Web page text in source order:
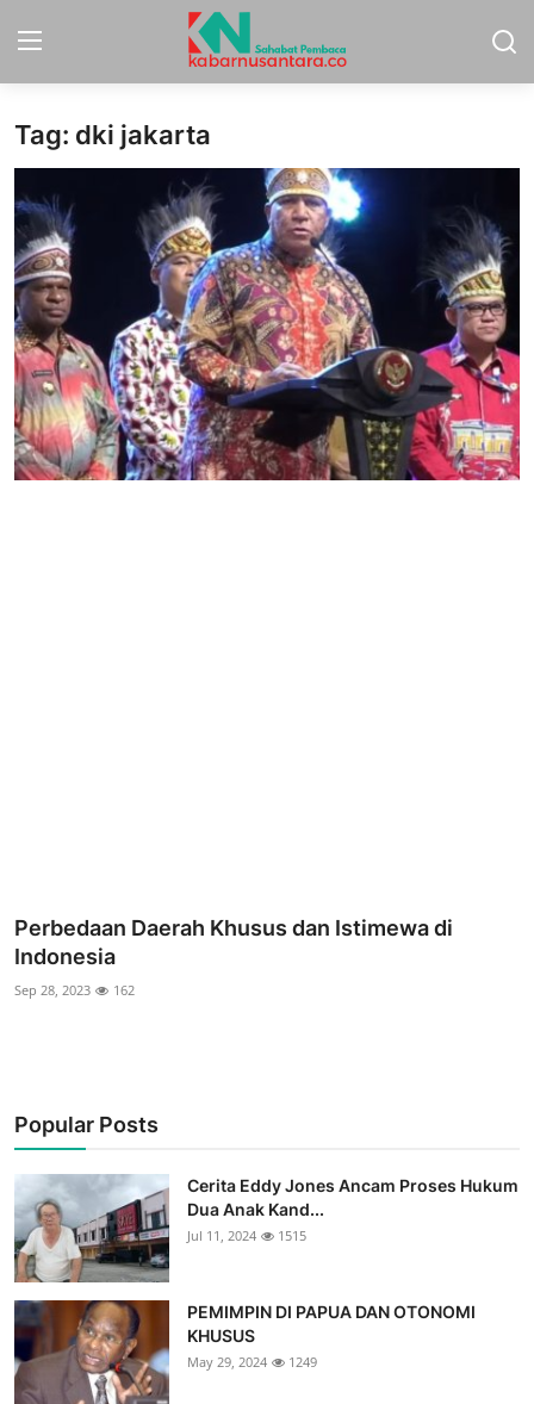
Home
Sport
Nasional
More
Daerah
Politik
Hukum
Tag: dki jakarta
Perbedaan Daerah Khusus dan Istimewa di
Indonesia
Sep 28, 2023 162
Popular Posts
Cerita Eddy Jones Ancam Proses Hukum
Dua Anak Kand...
Jul 11, 2024 1515
PEMIMPIN DI PAPUA DAN OTONOMI
KHUSUS
May 29, 2024 1249